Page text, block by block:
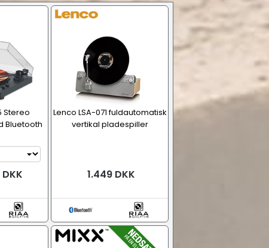
Stereo
Bluetooth
Lenco LSA-071 fuldautomatisk
vertikal pladespiller
1.449 DKK